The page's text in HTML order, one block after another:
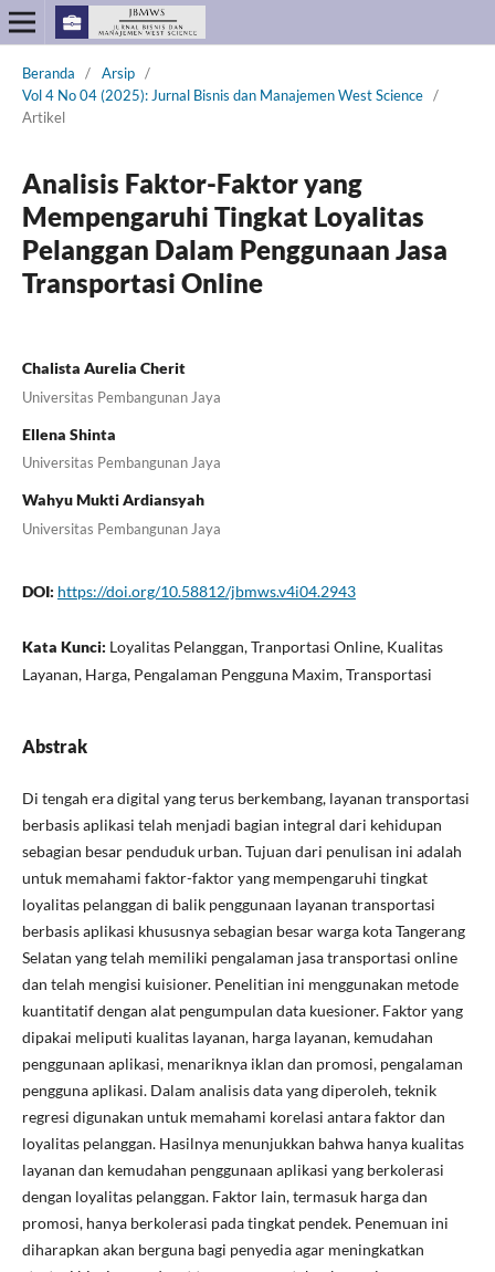
Beranda / Arsip /
Vol 4 No 04 (2025): Jurnal Bisnis dan Manajemen West Science /
Artikel
Analisis Faktor-Faktor yang
Mempengaruhi Tingkat Loyalitas
Pelanggan Dalam Penggunaan Jasa
Transportasi Online
Chalista Aurelia Cherit
Universitas Pembangunan Jaya
Ellena Shinta
Universitas Pembangunan Jaya
Wahyu Mukti Ardiansyah
Universitas Pembangunan Jaya
DOI: https://doi.org/10.58812/jbmws.v4i04.2943
Kata Kunci: Loyalitas Pelanggan, Tranportasi Online, Kualitas
Layanan, Harga, Pengalaman Pengguna Maxim, Transportasi
Abstrak
Di tengah era digital yang terus berkembang, layanan transportasi
berbasis aplikasi telah menjadi bagian integral dari kehidupan
sebagian besar penduduk urban. Tujuan dari penulisan ini adalah
untuk memahami faktor-faktor yang mempengaruhi tingkat
loyalitas pelanggan di balik penggunaan layanan transportasi
berbasis aplikasi khususnya sebagian besar warga kota Tangerang
Selatan yang telah memiliki pengalaman jasa transportasi online
dan telah mengisi kuisioner. Penelitian ini menggunakan metode
kuantitatif dengan alat pengumpulan data kuesioner. Faktor yang
dipakai meliputi kualitas layanan, harga layanan, kemudahan
penggunaan aplikasi, menariknya iklan dan promosi, pengalaman
pengguna aplikasi. Dalam analisis data yang diperoleh, teknik
regresi digunakan untuk memahami korelasi antara faktor dan
loyalitas pelanggan. Hasilnya menunjukkan bahwa hanya kualitas
layanan dan kemudahan penggunaan aplikasi yang berkolerasi
dengan loyalitas pelanggan. Faktor lain, termasuk harga dan
promosi, hanya berkolerasi pada tingkat pendek. Penemuan ini
diharapkan akan berguna bagi penyedia agar meningkatkan